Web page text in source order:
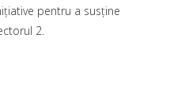
pentru a susține
2.